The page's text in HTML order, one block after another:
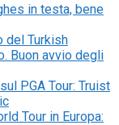
in testa, bene
del Turkish
Buon avvio degli
PGA Tour: Truist
Tour in Europa: